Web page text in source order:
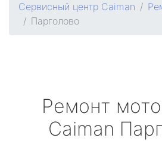
Сервисный центр Caiman
Парголово
Ремонт
Caiman